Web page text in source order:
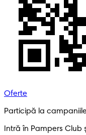
Oferte
Participă la
Intră în Pampers